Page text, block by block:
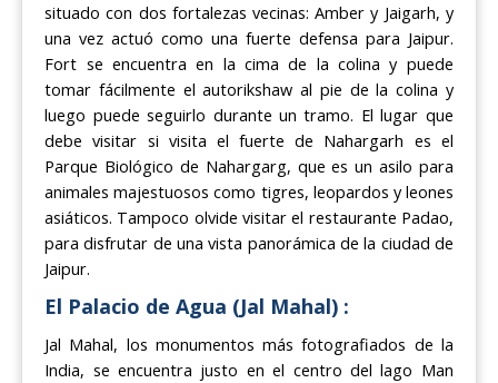
situado con dos fortalezas vecinas: Amber y Jaigarh, y
una vez actuó como una fuerte defensa para Jaipur.
Fort se encuentra en la cima de la colina y puede
tomar fácilmente el autorikshaw al pie de la colina y
luego puede seguirlo durante un tramo. El lugar que
debe visitar si visita el fuerte de Nahargarh es el
Parque Biológico de Nahargarg, que es un asilo para
animales majestuosos como tigres, leopardos y leones
asiáticos. Tampoco olvide visitar el restaurante Padao,
para disfrutar de una vista panorámica de la ciudad de
Jaipur.
El Palacio de Agua (Jal Mahal) :
Jal Mahal, los monumentos más fotografiados de la
India, se encuentra justo en el centro del lago Man